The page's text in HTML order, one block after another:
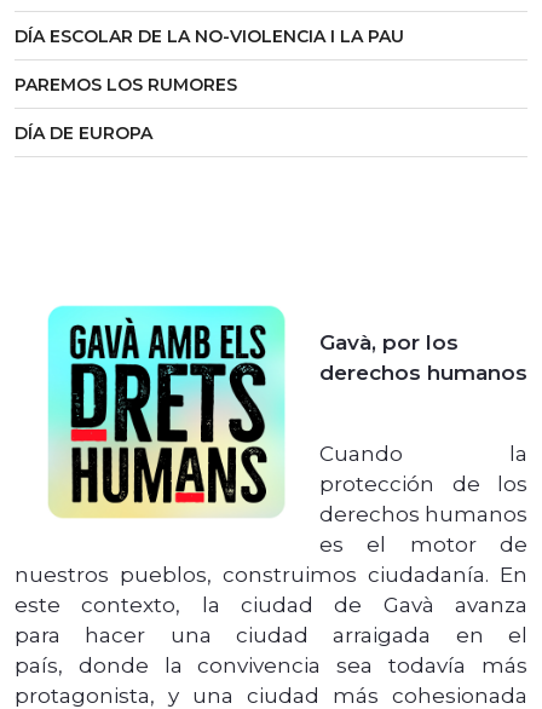
DÍA ESCOLAR DE LA NO-VIOLENCIA I LA PAU
PAREMOS LOS RUMORES
DÍA DE EUROPA
Gavà, por los
derechos humanos
Cuando la
protección de los
derechos humanos
es el motor de
nuestros pueblos, construimos ciudadanía. En
este contexto, la ciudad de Gavà avanza
para hacer una ciudad arraigada en el
país, donde la convivencia sea todavía más
protagonista, y una ciudad más cohesionada